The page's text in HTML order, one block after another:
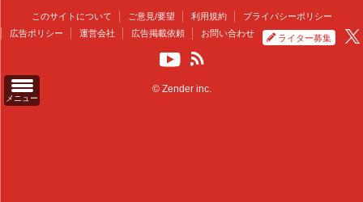
メニュー
このサイトについて ご意見/要望 利用規約
プライバシーポリシー
広告ポリシー
運営会社 広告掲載依頼 お問い合わせ ライター募集
© Zender inc.